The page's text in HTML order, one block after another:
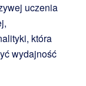
uczenia
która
wydajność